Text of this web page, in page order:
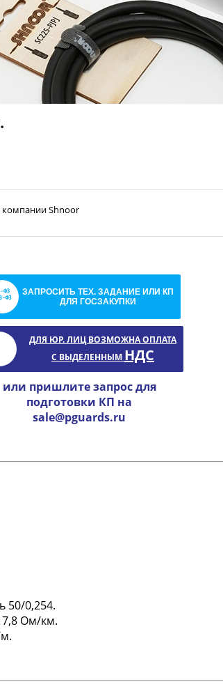
компании Shnoor
ЗАПРОСИТЬ ТЕХ. ЗАДАНИЕ ИЛИ КП
ДЛЯ ГОСЗАКУПКИ
ДЛЯ ЮР. ЛИЦ ВОЗМОЖНА ОПЛАТА
С ВЫДЕЛЕННЫМ НДС
или пришлите запрос для
подготовки КП на
sale@pguards.ru
50/0,254.
7,8 Ом/км.